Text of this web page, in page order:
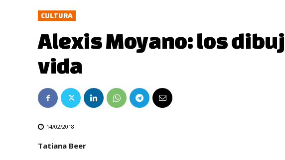
CULTURA
Alexis Moyano: los
vida
14/02/2018
Tatiana Beer